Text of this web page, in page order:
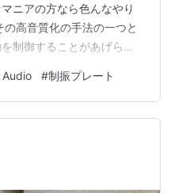
ニアの方なら色んなやり
高音質化の手法の一つと
制御することがあげられ
ーユニットが取り付けら
ーユニットに貼り付ける
イテム、「PARC Audioの
みてかなりの効果があっ
り付けると言ってもエン
Audio #制振プレート